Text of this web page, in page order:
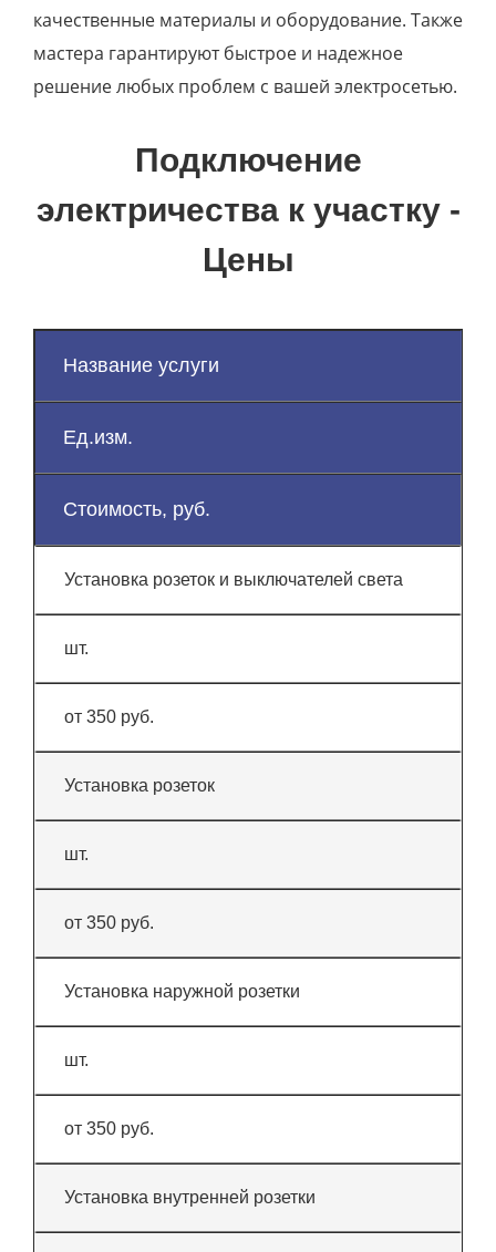
качественные материалы и оборудование. Также
мастера гарантируют быстрое и надежное
решение любых проблем с вашей электросетью.
Подключение
электричества к участку -
Цены
Название услуги
Ед.изм.
Стоимость, руб.
Установка розеток и выключателей света
шт.
от 350 руб.
Установка розеток
шт.
от 350 руб.
Установка наружной розетки
шт.
от 350 руб.
Установка внутренней розетки